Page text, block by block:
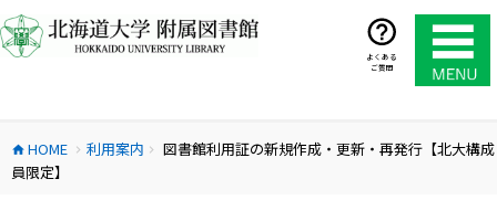
ン
テ
ス
キ
よくある
ご質問
home HOME chevron_right 利用案内 chevron_right
図書館利用証の新規作成・更新・再発行【北大構成
員限定】